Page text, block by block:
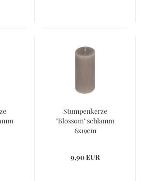
Stumpenkerze
"Blossom" schlamm
6x19cm
9,90 EUR